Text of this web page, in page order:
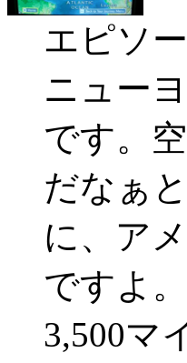
エピソ
ニュー
です。
だなぁ
に、ア
ですよ
3,500マ